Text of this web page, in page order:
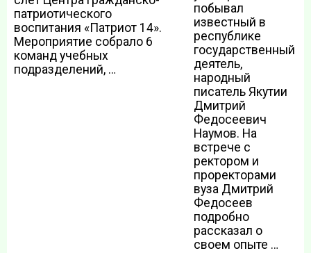
патриотического
воспитания «Патриот 14».
Мероприятие собрало 6
команд учебных
подразделений, …
побывал
известный в
республике
государственный
деятель,
народный
писатель Якутии
Дмитрий
Федосеевич
Наумов. На
встрече с
ректором и
проректорами
вуза Дмитрий
Федосеев
подробно
рассказал о
своем опыте …